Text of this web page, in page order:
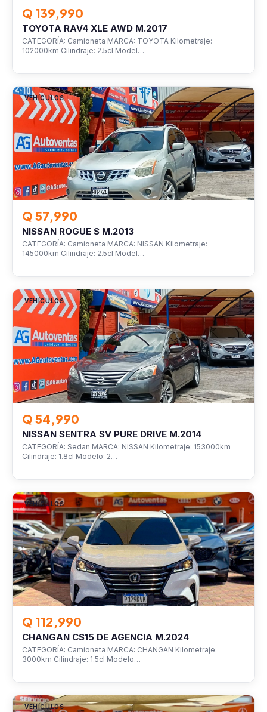
Q 139,990
TOYOTA RAV4 XLE AWD M.2017
CATEGORÍA: Camioneta MARCA: TOYOTA Kilometraje:
102000km Cilindraje: 2.5cl Model…
VEHÍCULOS
Q 57,990
NISSAN ROGUE S M.2013
CATEGORÍA: Camioneta MARCA: NISSAN Kilometraje:
145000km Cilindraje: 2.5cl Model…
VEHÍCULOS
Q 54,990
NISSAN SENTRA SV PURE DRIVE M.2014
CATEGORÍA: Sedan MARCA: NISSAN Kilometraje: 153000km
Cilindraje: 1.8cl Modelo: 2…
VEHÍCULOS
Q 112,990
CHANGAN CS15 DE AGENCIA M.2024
CATEGORÍA: Camioneta MARCA: CHANGAN Kilometraje:
3000km Cilindraje: 1.5cl Modelo…
VEHÍCULOS